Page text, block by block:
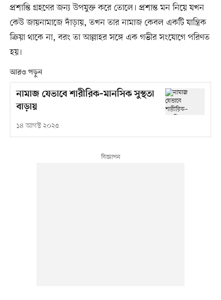
প্রশান্তি গ্রহণের জন্য উপযুক্ত করে তোলে। প্রশান্ত মন নিয়ে যখন
কেউ জায়নামাজে দাঁড়ায়, তখন তার নামাজ কেবল একটি যান্ত্রিক
ক্রিয়া থাকে না, বরং তা আল্লাহর সঙ্গে এক গভীর সংযোগে পরিণত
হয়।
আরও পড়ুন
নামাজ যেভাবে শারীরিক–মানসিক সুস্থতা
বাড়ায়
১৪ আগস্ট ২০২৫